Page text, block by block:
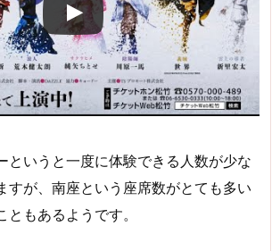
というと一度に体験できる人数が少な
すが、南座という座席数がとても多い
もあるようです。